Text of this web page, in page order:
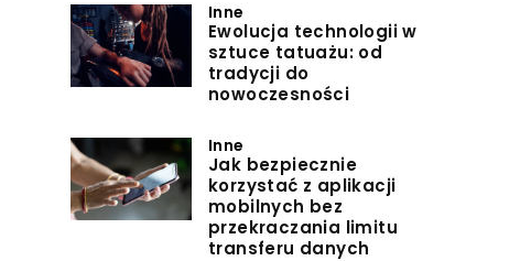
Inne
Ewolucja technologii w
sztuce tatuażu: od
tradycji do
nowoczesności
Inne
Jak bezpiecznie
korzystać z aplikacji
mobilnych bez
przekraczania limitu
transferu danych